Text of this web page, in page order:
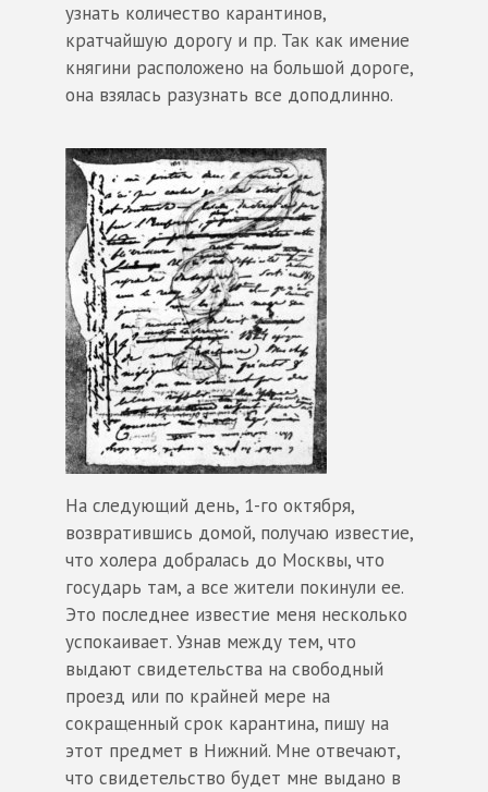
узнать количество карантинов,
кратчайшую дорогу и пр. Так как имение
княгини расположено на большой дороге,
она взялась разузнать все доподлинно.
На следующий день, 1-го октября,
возвратившись домой, получаю известие,
что холера добралась до Москвы, что
государь там, а все жители покинули ее.
Это последнее известие меня несколько
успокаивает. Узнав между тем, что
выдают свидетельства на свободный
проезд или по крайней мере на
сокращенный срок карантина, пишу на
этот предмет в Нижний. Мне отвечают,
что свидетельство будет мне выдано в